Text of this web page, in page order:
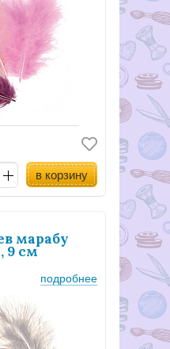
в корзину
марабу
9 см
подробнее